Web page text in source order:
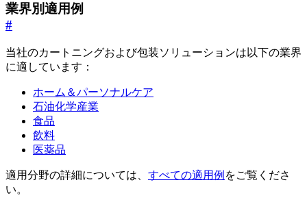
業界別適用例
#
当社のカートニングおよび包装ソリューションは以下の業界
に適しています：
ホーム＆パーソナルケア
石油化学産業
食品
飲料
医薬品
適用分野の詳細については、 すべての適用例 をご覧くださ
い。